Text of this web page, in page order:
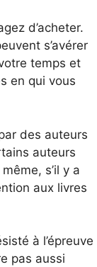
d’acheter.
s’avérer
temps et
en qui vous
des auteurs
auteurs
s’il y a
aux livres
à l’épreuve
pas aussi